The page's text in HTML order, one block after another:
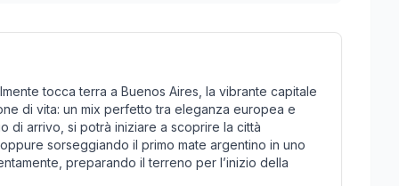
tocca terra a Buenos Aires, la vibrante capitale
di vita: un mix perfetto tra eleganza europea e
di arrivo, si potrà iniziare a scoprire la città
sorseggiando il primo mate argentino in uno
preparando il terreno per l’inizio della